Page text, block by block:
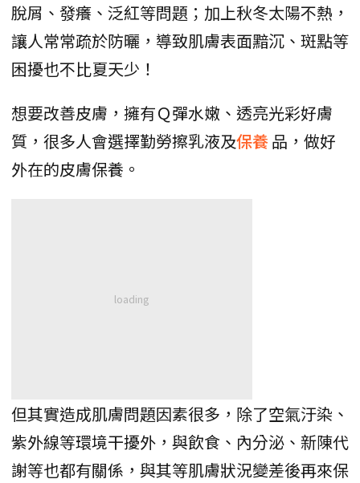
脫屑、發癢、泛紅等問題；加上秋冬太陽不熱，
讓人常常疏於防曬，導致肌膚表面黯沉、斑點等
困擾也不比夏天少！
想要改善皮膚，擁有Ｑ彈水嫩、透亮光彩好膚
質，很多人會選擇勤勞擦乳液及保養品，做好
外在的皮膚保養。
但其實造成肌膚問題因素很多，除了空氣汙染、
紫外線等環境干擾外，與飲食、內分泌、新陳代
謝等也都有關係，與其等肌膚狀況變差後再來保